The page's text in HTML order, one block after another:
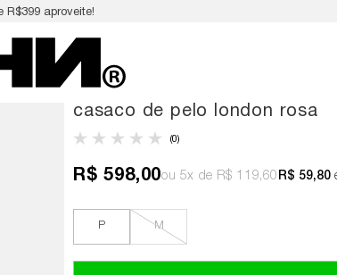
R$399 aproveite!
casaco de pelo london rosa
(0)
R$ 598,00 5x R$ 119,60 R$ 59,80
P M